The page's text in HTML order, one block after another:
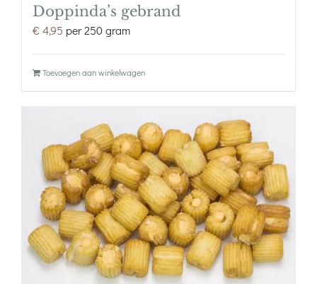
Doppinda’s gebrand
€4,95 per 250 gram
Toevoegen aan winkelwagen